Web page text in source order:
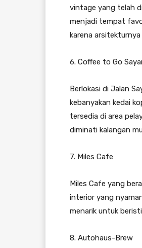
vintage yang telah
menjadi tempat
karena
6. Coffee to Go
Berlokasi di Jalan
kebanyakan kedai
tersedia di area
diminati kalangan
7. Miles Cafe
Miles Cafe yang
interior yang
menarik untuk
8. Autohaus-Brew